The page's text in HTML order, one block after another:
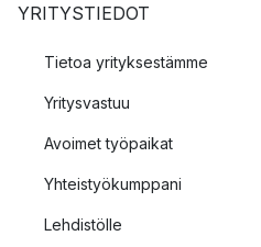
YRITYSTIEDOT
Tietoa yrityksestämme
Yritysvastuu
Avoimet työpaikat
Yhteistyökumppani
Lehdistölle